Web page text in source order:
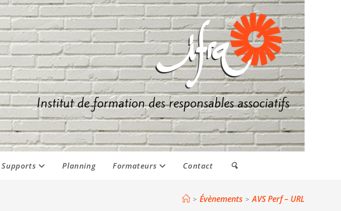
Institut de formation des responsables associatifs
Supports Planning Formateurs Contact 🔍
> Évènements > AVS Perf – URL